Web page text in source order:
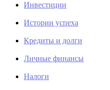
Инвестиции
Истории успеха
Кредиты и долги
Личные финансы
Налоги